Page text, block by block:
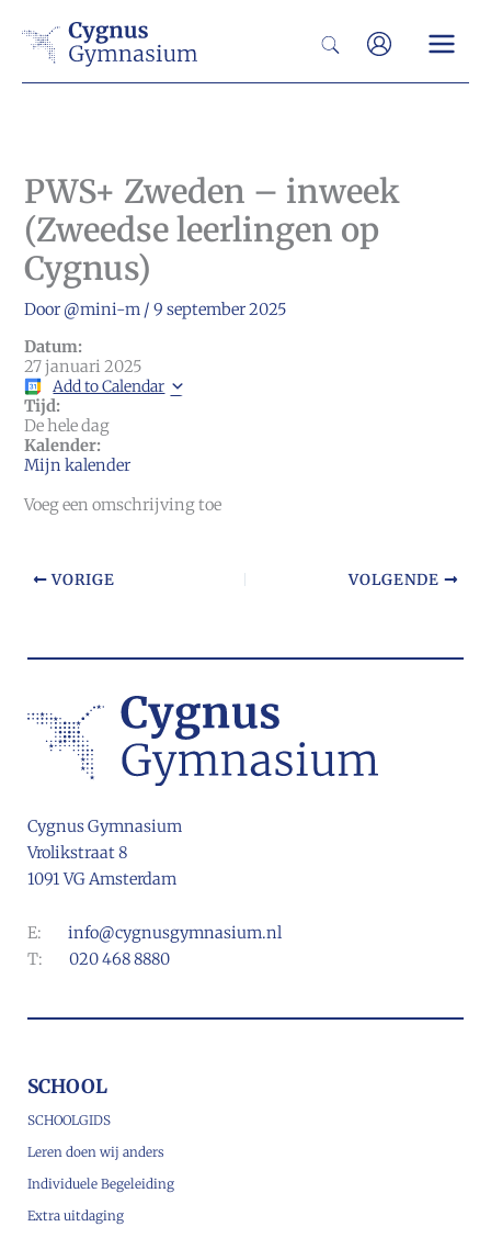
naar
Zoeken
PWS+ Zweden – inweek
(Zweedse leerlingen op
Cygnus)
Door @mini-m /9 september 2025
Datum:
27 januari 2025
Add to Calendar
Tijd:
De hele dag
Kalender:
Mijn kalender
Voeg een omschrijving toe
VORIGE VOLGENDE
Cygnus Gymnasium
Vrolikstraat 8
1091 VG Amsterdam
E: info@cygnusgymnasium.nl
T: 020 468 8880
SCHOOL
SCHOOLGIDS
Leren doen wij anders
Individuele Begeleiding
Extra uitdaging